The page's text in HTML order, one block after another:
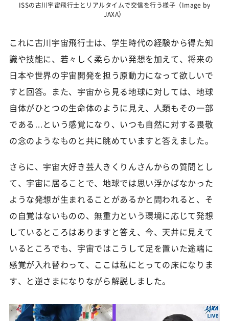
ISSの古川宇宙飛行士とリアルタイムで交信を行う様子（Image by
JAXA）
これに古川宇宙飛行士は、学生時代の経験から得た知
識や技能に、若々しく柔らかい発想を加えて、将来の
日本や世界の宇宙開発を担う原動力になって欲しいで
すと回答。また、宇宙から見る地球に対しては、地球
自体がひとつの生命体のように見え、人類もその一部
である…という感覚になり、いつも自然に対する畏敬
の念のようなものと共に眺めていますと答えました。
さらに、宇宙大好き芸人きくりんさんからの質問とし
て、宇宙に居ることで、地球では思い浮かばなかった
ような発想が生まれることがあるかと問われると、そ
の自覚はないものの、無重力という環境に応じて発想
しているところはありますと答え、今、天井に見えて
いるところでも、宇宙ではこうして足を置いた途端に
感覚が入れ替わって、ここは私にとっての床になりま
す、と逆さまになりながら解説しました。